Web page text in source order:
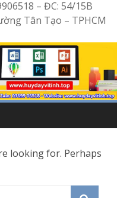
– ĐC: 54/15B
Tân Tạo – TPHCM
looking for. Perhaps